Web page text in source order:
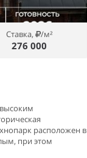
Ставка, /м²
276 000
расположен в
при этом